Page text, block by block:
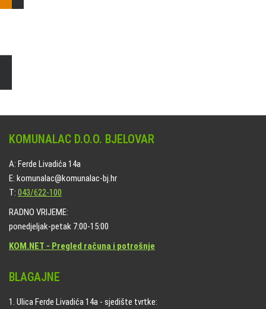
KOMUNALAC D.O.O. BJELOVAR
A: Ferde Livadića 14a
E: komunalac@komunalac-bj.hr
T: 043/622-100
RADNO VRIJEME:
ponedjeljak-petak 7:00-15:00
KOM.NET - Pregled računa i potrošnje
BLAGAJNE
1. Ulica Ferde Livadića 14a - sjedište tvrtke: